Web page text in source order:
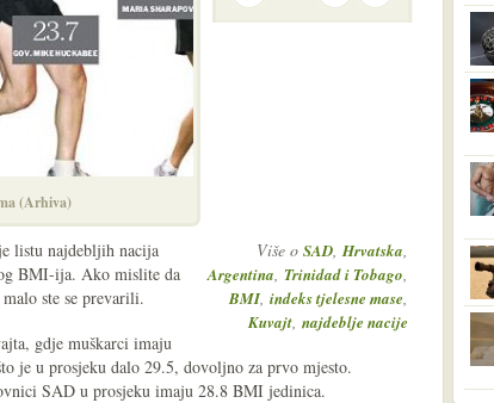
(Arhiva)
Više o SAD,Hrvatska,
Argentina, Trinidad i Tobago,
BMI, indeks tjelesne mase,
Kuvajt, najdeblje nacije
listu najdebljih nacija
BMI-ija. Ako mislite da
ste se prevarili.
gdje muškarci imaju
je u prosjeku dalo 29.5, dovoljno za prvo mjesto.
SAD u prosjeku imaju 28.8 BMI jedinica.